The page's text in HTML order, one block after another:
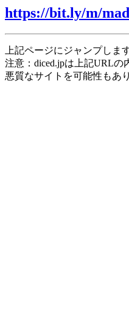
https://bit.ly/m/
上記ページにジャンプし
注意：diced.jpは上記URLの
悪質なサイトを可能性もあ